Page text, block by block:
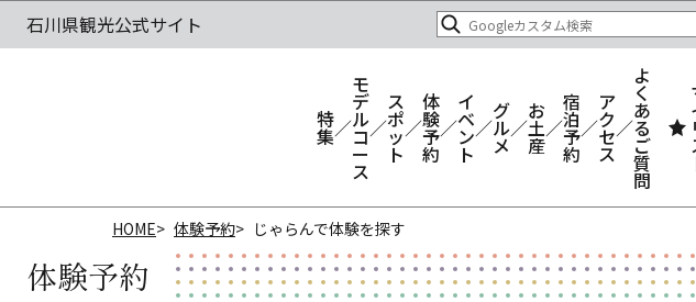
特
集
モ
デ
ル
コ
ー
ス
ス
ポ
ッ
ト
体
験
予
約
イ
ベ
ン
ト
グ
ル
メ
お
土
産
宿
泊
予
約
ア
ク
セ
ス
よ
く
あ
る
ご
質
問
HOME 体験予約 じゃらんで体験を探す
体験予約